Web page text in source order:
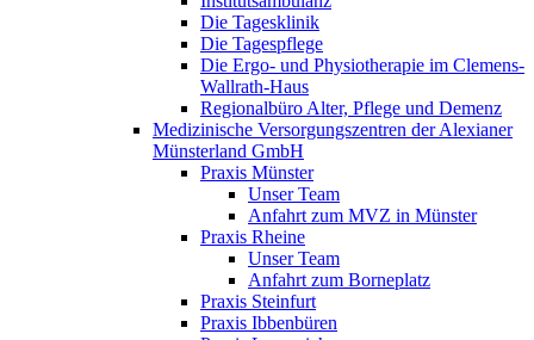
Die Tagesklinik
Die Tagespflege
Die Ergo- und Physiotherapie im Clemens-
Wallrath-Haus
Regionalbüro Alter, Pflege und Demenz
Medizinische Versorgungszentren der Alexianer
Münsterland GmbH
Praxis Münster
Unser Team
Anfahrt zum MVZ in Münster
Praxis Rheine
Unser Team
Anfahrt zum Borneplatz
Praxis Steinfurt
Praxis Ibbenbüren